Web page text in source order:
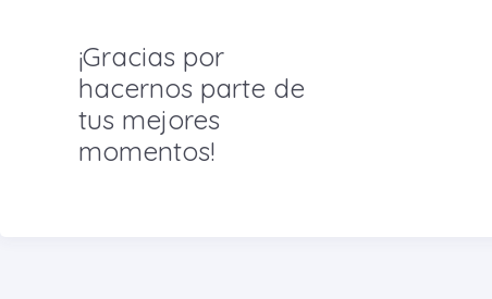
¡Gracias por
hacernos parte de
tus mejores
momentos!